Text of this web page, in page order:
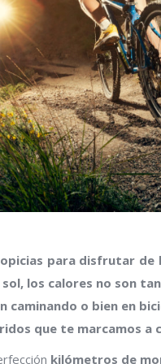
para disfrutar
los calores no son
o bien en
que te marcamos a
kilómetros de